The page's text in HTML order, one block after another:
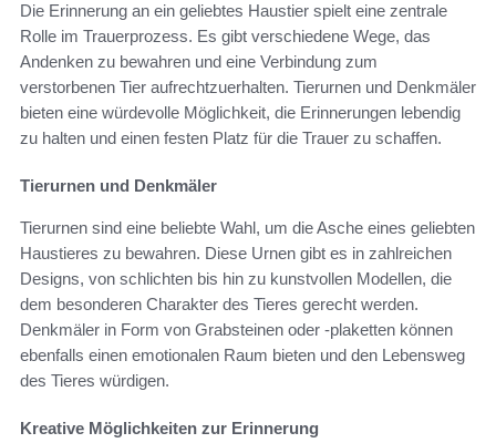
Die Erinnerung an ein geliebtes Haustier spielt eine zentrale
Rolle im Trauerprozess. Es gibt verschiedene Wege, das
Andenken zu bewahren und eine Verbindung zum
verstorbenen Tier aufrechtzuerhalten. Tierurnen und Denkmäler
bieten eine würdevolle Möglichkeit, die Erinnerungen lebendig
zu halten und einen festen Platz für die Trauer zu schaffen.
Tierurnen und Denkmäler
Tierurnen sind eine beliebte Wahl, um die Asche eines geliebten
Haustieres zu bewahren. Diese Urnen gibt es in zahlreichen
Designs, von schlichten bis hin zu kunstvollen Modellen, die
dem besonderen Charakter des Tieres gerecht werden.
Denkmäler in Form von Grabsteinen oder -plaketten können
ebenfalls einen emotionalen Raum bieten und den Lebensweg
des Tieres würdigen.
Kreative Möglichkeiten zur Erinnerung